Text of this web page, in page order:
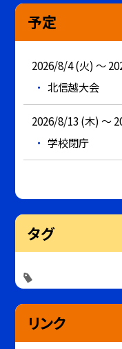
予定
2026/8/4 (火) ～
北信越大会
2026/8/13 (木) ～
学校閉庁
タグ
リンク